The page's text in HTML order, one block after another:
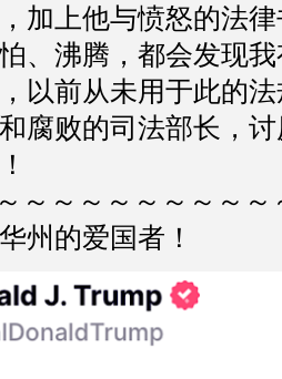
加上他与愤怒的法
、沸腾，都会发现
以前从未用于此的
腐败的司法部长，
～～～～～～～～
州的爱国者！